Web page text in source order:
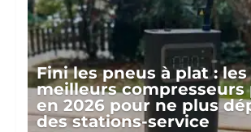
Fini les pneus à plat : les
meilleurs
en 2026 pour ne plus
des stations-service